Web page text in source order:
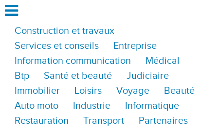
Construction et travaux
Services et conseils
Entreprise
Information communication
Médical
Btp
Santé et beauté
Judiciaire
Immobilier
Loisirs Voyage
Beauté
Auto moto
Industrie
Informatique
Restauration
Transport Partenaires